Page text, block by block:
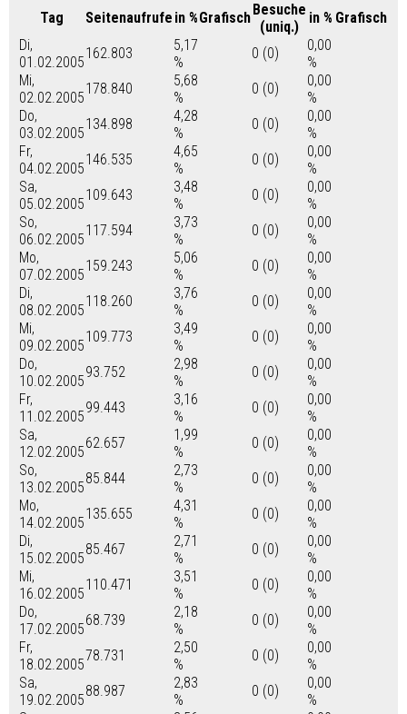
Tag Seitenaufrufe in %GrafischBesuche
(uniq.)
in % Grafisch
Di,
01.02.2005
162.803
5,17
%
0 (0)
0,00
%
Mi,
02.02.2005
178.840
5,68
%
0 (0)
0,00
%
Do,
03.02.2005
134.898
4,28
%
0 (0)
0,00
%
Fr,
04.02.2005
146.535
4,65
%
0 (0)
0,00
%
Sa,
05.02.2005
109.643
3,48
%
0 (0)
0,00
%
So,
06.02.2005
117.594
3,73
%
0 (0)
0,00
%
Mo,
07.02.2005
159.243
5,06
%
0 (0)
0,00
%
Di,
08.02.2005
118.260
3,76
%
0 (0)
0,00
%
Mi,
09.02.2005
109.773
3,49
%
0 (0)
0,00
%
Do,
10.02.2005
93.752
2,98
%
0 (0)
0,00
%
Fr,
11.02.2005
99.443
3,16
%
0 (0)
0,00
%
Sa,
12.02.2005
62.657
1,99
%
0 (0)
0,00
%
So,
13.02.2005
85.844
2,73
%
0 (0)
0,00
%
Mo,
14.02.2005
135.655
4,31
%
0 (0)
0,00
%
Di,
15.02.2005
85.467
2,71
%
0 (0)
0,00
%
Mi,
16.02.2005
110.471
3,51
%
0 (0)
0,00
%
Do,
17.02.2005
68.739
2,18
%
0 (0)
0,00
%
Fr,
18.02.2005
78.731
2,50
%
0 (0)
0,00
%
Sa,
19.02.2005
88.987
2,83
%
0 (0)
0,00
%